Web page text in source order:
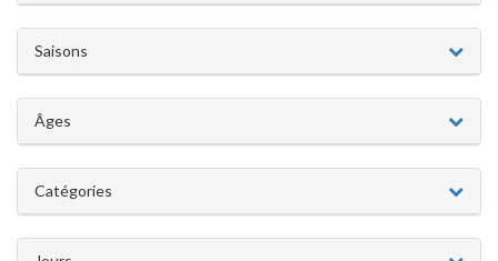
Saisons
Âges
Catégories